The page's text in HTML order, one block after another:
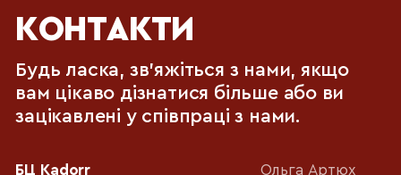
КОНТАКТИ
Будь ласка, зв'яжіться з нами, якщо
вам цікаво дізнатися більше або ви
зацікавлені у співпраці з нами.
БЦ Kadorr
Ольга Артюх